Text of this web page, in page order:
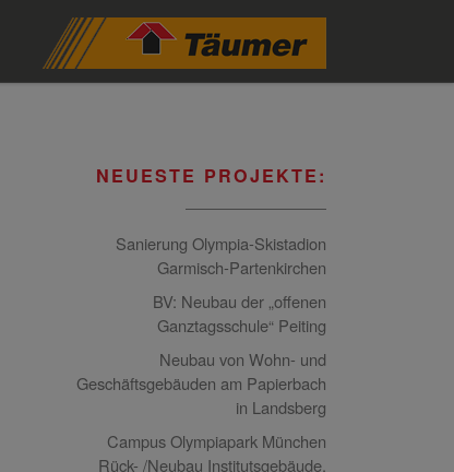
NEUESTE PROJEKTE:
Sanierung Olympia-Skistadion
Garmisch-Partenkirchen
BV: Neubau der „offenen
Ganztagsschule“ Peiting
Neubau von Wohn- und
Geschäftsgebäuden am Papierbach
in Landsberg
Campus Olympiapark München
Rück- /Neubau Institutsgebäude,